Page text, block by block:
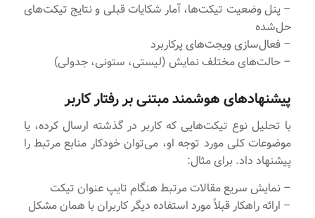
– پنل وضعیت تیکت‌ها، آمار شکایات قبلی و نتایج تیکت‌های
حل‌شده
– فعال‌سازی ویجت‌های پرکاربرد
– حالت‌های مختلف نمایش (لیستی، ستونی، جدولی)
پیشنهادهای هوشمند مبتنی بر رفتار کاربر
با تحلیل نوع تیکت‌هایی که کاربر در گذشته ارسال کرده، یا
موضوعات کلی مورد توجه او، می‌توان خودکار منابع مرتبط را
پیشنهاد داد. برای مثال:
– نمایش سریع مقالات مرتبط هنگام تایپ عنوان تیکت
– ارائه راهکار قبلاً مورد استفاده دیگر کاربران با همان مشکل